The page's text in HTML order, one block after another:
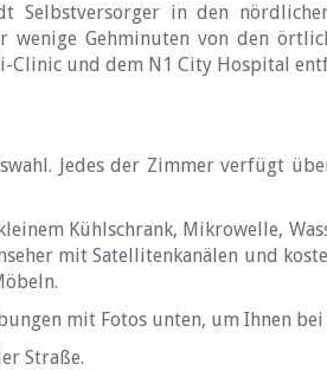
Selbstversorger in den
Gehminuten von den
Clinic und dem N1 City Hospital
Jedes der Zimmer verfügt
Kühlschrank, Mikrowelle,
mit Satellitenkanälen und
mit Fotos unten, um Ihnen
Straße.